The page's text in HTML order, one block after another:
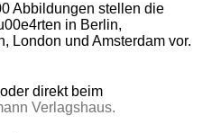
Abbildungen stellen die
in Berlin,
London und Amsterdam vor.
oder direkt beim
Verlagshaus.